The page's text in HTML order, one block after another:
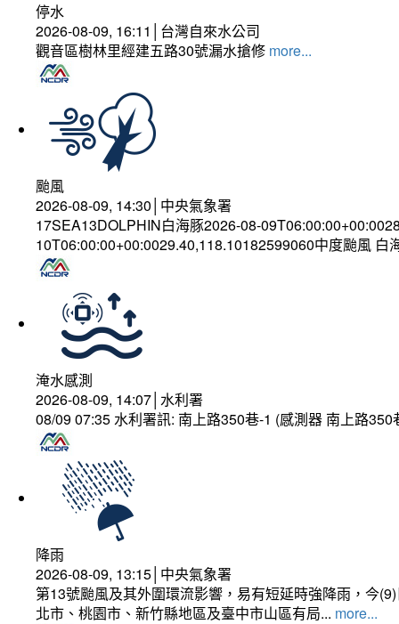
停水
2026-08-09, 16:11│台灣自來水公司
觀音區樹林里經建五路30號漏水搶修 more...
颱風
2026-08-09, 14:30│中央氣象署
17SEA13DOLPHIN白海豚2026-08-
10T06:00:00+00:0029.40,118.10182599060中度颱風 白
淹水感測
2026-08-09, 14:07│水利署
08/09 07:35 水利署訊: 南上路350巷-1 (感測器 南上路
降雨
2026-08-09, 13:15│中央氣象署
第13號颱風及其外圍環流影響，易有短延時強降雨，今
北市、桃園市、新竹縣地區及臺中市山區有局... more...